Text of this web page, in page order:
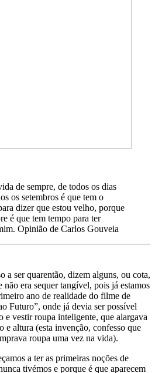
de sempre, de todos os dias
os setembros é que tem o
dizer que estou velho, porque
é que tem tempo para ter
Opinião de Carlos Gouveia
a ser quarentão, dizem alguns, ou cota,
era sequer tangível, pois já estamos
ano de realidade do filme de
Futuro”, onde já devia ser possível
e vestir roupa inteligente, que alargava
e altura (esta invenção, confesso que
roupa uma vez na vida).
a ter as primeiras noções de
tivémos e porque é que aparecem